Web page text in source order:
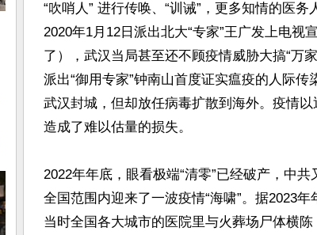
“吹哨人” 进行传唤、“训诫”，更多知情的医
2020年1月12日派出北大“专家”王广发上电
了），武汉当局甚至还不顾疫情威胁大搞“万
派出“御用专家”钟南山首度证实瘟疫的人际
武汉封城，但却放任病毒扩散到海外。疫情
造成了难以估量的损失。
2022年年底，眼看极端“清零”已经破产，中
全国范围内迎来了一波疫情“海啸”。据2023
当时全国各大城市的医院里与火葬场尸体横